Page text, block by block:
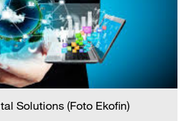
Solutions (Foto Ekofin)